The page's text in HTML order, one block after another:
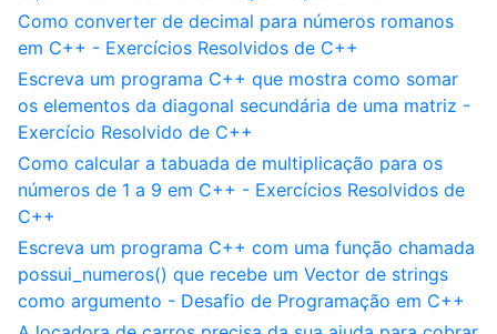
Como converter de decimal para números romanos
em C++ - Exercícios Resolvidos de C++
Escreva um programa C++ que mostra como somar
os elementos da diagonal secundária de uma matriz -
Exercício Resolvido de C++
Como calcular a tabuada de multiplicação para os
números de 1 a 9 em C++ - Exercícios Resolvidos de
C++
Escreva um programa C++ com uma função chamada
possui_numeros() que recebe um Vector de strings
como argumento - Desafio de Programação em C++